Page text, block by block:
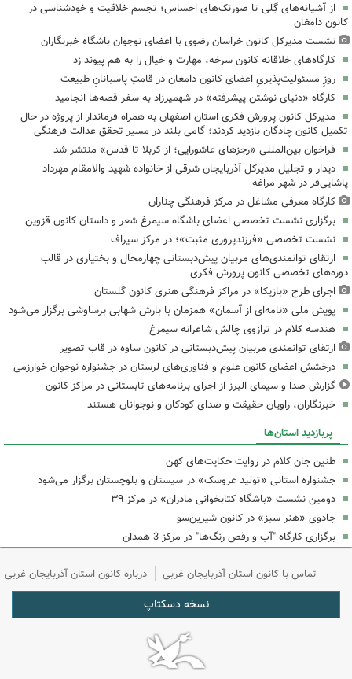
از آشیانه‌های گِلی تا صورتک‌های احساس؛ تجسم خلاقیت و خودشناسی در
کانون دامغان
نشست مدیرکل کانون خراسان رضوی با اعضای نوجوان باشگاه خبرنگاران
کارگاه‌های خلاقانه کانون سرخه، مهارت و خیال را به هم پیوند زد
روزِ مسئولیت‌پذیریِ اعضای کانون دامغان در قامتِ پاسبانانِ طبیعت
کارگاه «دنیای نوشتن پیشرفته» در شهمیرزاد به سفر قصه‌ها انجامید
مدیرکل کانون پرورش فکری استان اصفهان به همراه فرماندار از پروژه در حال
تکمیل کانون چادگان بازدید کردند؛ گامی بلند در مسیر تحقق عدالت فرهنگی
فراخوان بین‌المللی «رجزهای عاشورایی؛ از کربلا تا قدس» منتشر شد
دیدار و تجلیل مدیرکل آذربایجان شرقی از خانواده شهید والامقام مهرداد
پاشایی‌فر در شهر مراغه
کارگاه معرفی مشاغل در مرکز فرهنگی چناران
برگزاری نشست تخصصی اعضای باشگاه سیمرغ شعر و داستان کانون قزوین
نشست تخصصی «فرزندپروری مثبت»؛ در مرکز سیراف
ارتقای توانمندی‌های مربیان پیش‌دبستانی چهارمحال و بختیاری در قالب
دوره‌های تخصصی کانون پرورش فکری
اجرای طرح «بازیکا» در مراکز فرهنگی هنری کانون گلستان
پویش ملی «نامه‌ای از آسمان» همزمان با بارش شهابی برساوشی برگزار می‌شود
هندسه کلام در ترازوی چالش شاعرانه سیمرغ
ارتقای توانمندی مربیان پیش‌دبستانی در کانون ساوه در قاب تصویر
درخشش اعضای کانون علوم و فناوری‌های لرستان در جشنواره نوجوان خوارزمی
گزارش صدا و سیمای البرز از اجرای برنامه‌های تابستانی در مراکز کانون
خبرنگاران، راویان حقیقت و صدای کودکان و نوجوانان هستند
پربازدید استان‌ها
طنین جان کلام در روایت حکایت‌های کهن
جشنواره استانی «تولید عروسک» در سیستان و بلوچستان برگزار می‌شود
دومین نشست «باشگاه کتابخوانی مادران» در مرکز ۳۹
جادوی «هنر سبز» در کانون شیرین‌سو
برگزاری کارگاه "آب و رقص رنگ‌ها" در مرکز 3 همدان
تماس با کانون استان آذربایجان غربی درباره کانون استان آذربایجان غربی
نسخه دسکتاپ